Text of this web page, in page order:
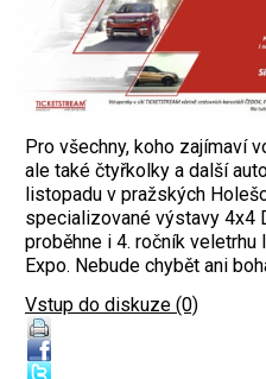
Pro všechny, koho zajímaví
ale také čtyřkolky a další
listopadu v pražských
specializované výstavy 4x4
proběhne i 4. ročník
Expo. Nebude chybět ani
Vstup do diskuze (0)